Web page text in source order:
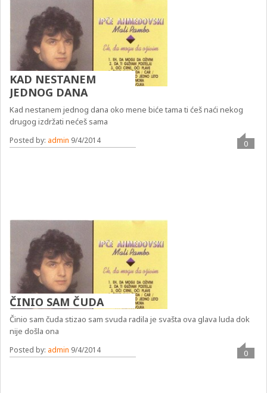
KAD NESTANEM
JEDNOG DANA
Kad nestanem jednog dana oko mene biće tama ti ćeš naći nekog
drugog izdržati nećeš sama
Posted by: admin 9/4/2014 0
ČINIO SAM ČUDA
Činio sam čuda stizao sam svuda radila je svašta ova glava luda dok
nije došla ona
Posted by: admin 9/4/2014 0